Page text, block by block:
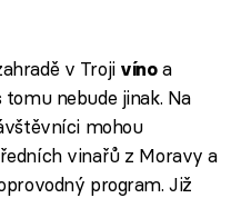
v Troji vínoa
nebude jinak. Na
mohou
vinařů z Moravy a
program. Již